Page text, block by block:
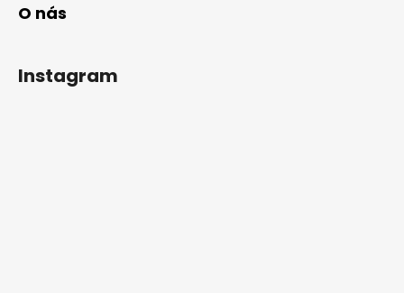
O nás
Instagram